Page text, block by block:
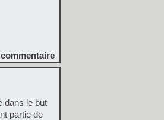
commentaire
dans le but
partie de